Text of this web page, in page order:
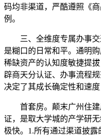
码均非渠道，严酷遵照《
例。
三、全维度专属办事交
是糊口的日常和平。通明
稀缺资产的认知度敏捷提
辟商天分认证、办事流程
决定了其成长确定性和速度
首套房。颠末广州住建
证，是取大学城的产学研
极快。1.所有通过渠道披